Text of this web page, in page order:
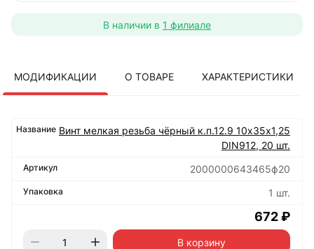
В наличии в 1 филиале
МОДИФИКАЦИИ О ТОВАРЕ ХАРАКТЕРИСТИКИ
Винт мелкая резьба чёрный к.п.12.9 10х35х1,25
DIN912, 20 шт.
2000000643465ф20
1 шт.
672 ₽
В корзину